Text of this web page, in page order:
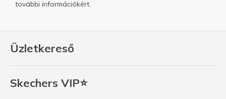
Üzletkereső
Skechers VIP⭐
további információkért.